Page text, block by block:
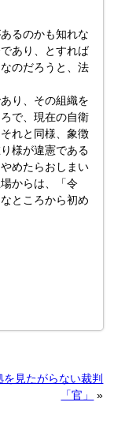
るのかも知れな
あり、とすれば
のだろうと、法
り、その組織を
で、現在の自衛
れと同様、象徴
様が違憲である
めたらおしまい
からは、「令
ところから初め
を見たがらない裁判
「官」
»